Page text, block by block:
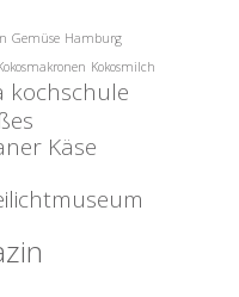
Gemüse Hamburg
Kokosmilch
kochschule
Käse